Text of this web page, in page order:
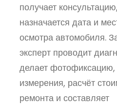
получает консультацию,
назначается дата и
осмотра автомобиля.
эксперт проводит
делает фотофиксацию,
измерения, расчёт
ремонта и составляет